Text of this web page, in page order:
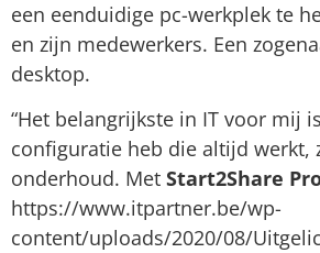
een eenduidige pc-werkplek te
en zijn medewerkers. Een
desktop.
“Het belangrijkste in IT voor mij
configuratie heb die altijd werkt,
onderhoud. Met Start2Share
https://www.itpartner.be/wp-
content/uploads/2020/08/